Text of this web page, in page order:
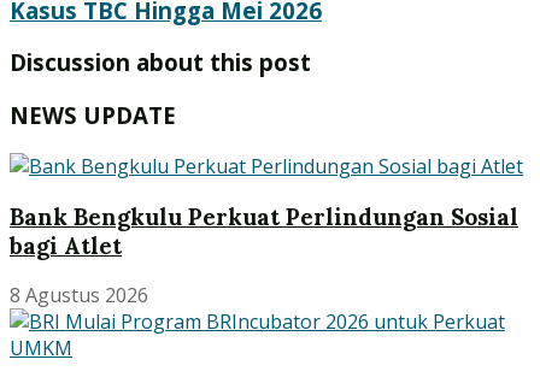
Kasus TBC Hingga Mei 2026
Discussion about this post
NEWS UPDATE
Bank Bengkulu Perkuat Perlindungan Sosial
bagi Atlet
8 Agustus 2026